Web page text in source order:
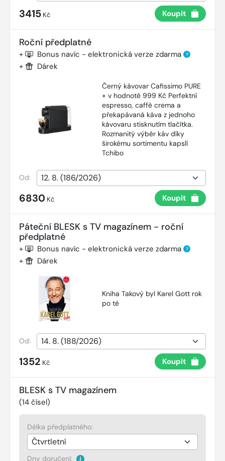
3415 Kč Koupit
Roční předplatné
+ Bonus navíc - elektronická verze zdarma ?
+ Dárek
Černý kávovar Cafissimo PURE
+ v hodnotě 999 Kč Perfektní
espresso, caffè crema a
překapávaná káva z jednoho
kávovaru stisknutím tlačítka.
Rozmanitý výběr káv díky
širokému sortimentu kapslí
Tchibo
Od:
6830 Kč Koupit
Páteční BLESK s TV magazínem - roční
předplatné
+ Bonus navíc - elektronická verze zdarma ?
+ Dárek
Kniha Takový byl Karel Gott rok
po té
Od:
1352 Kč Koupit
BLESK s TV magazínem
(14 čísel)
Délka předplatného:
Dny doručení: